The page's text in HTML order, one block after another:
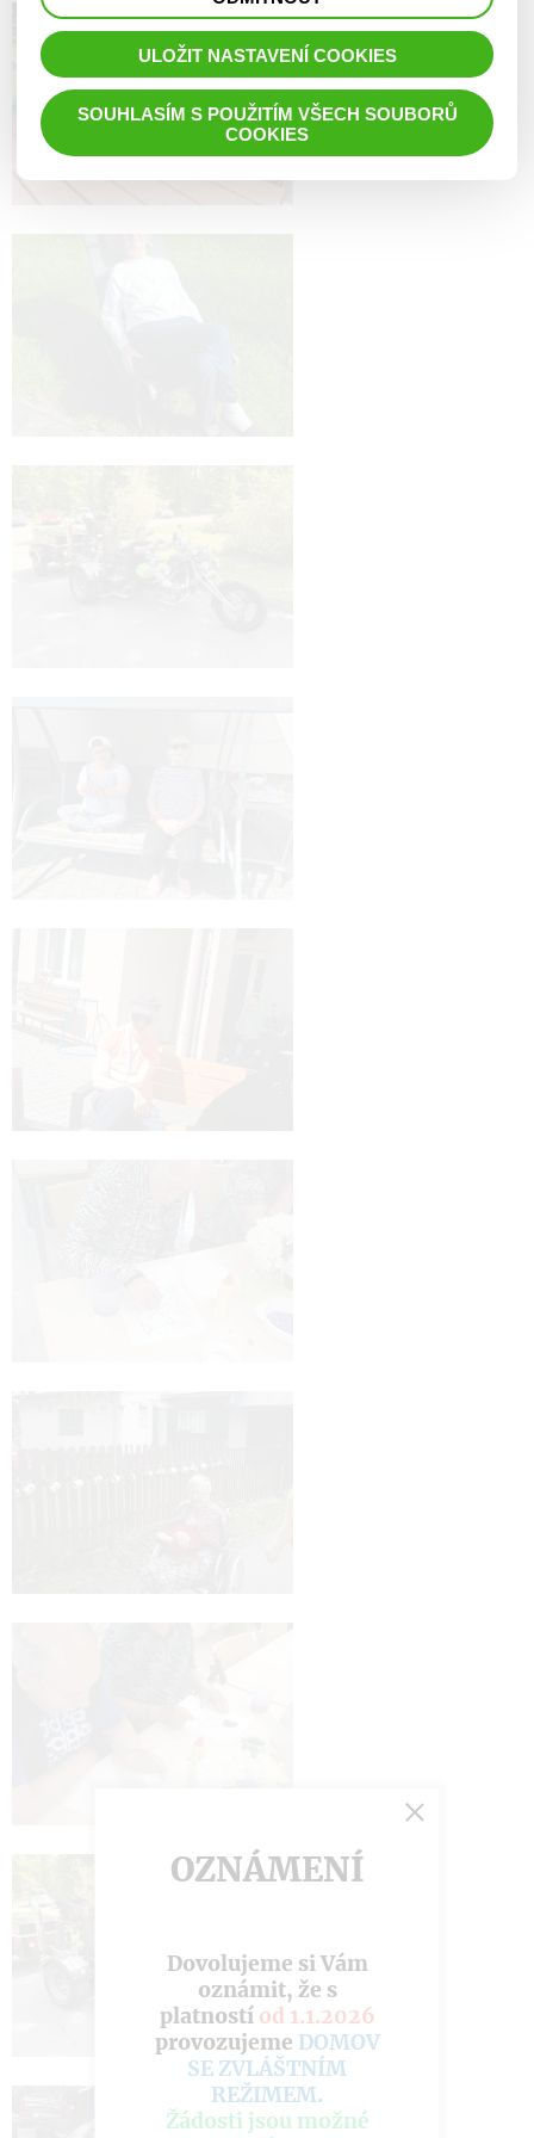
OZNÁMENÍ
Dovolujeme si Vám
oznámit, že s
platností od 1.1.2026
provozujeme DOMOV
SE ZVLÁŠTNÍM
REŽIMEM.
Žádosti jsou možné
prohlížené zboží apod.
ULOŽIT NASTAVENÍ COOKIES
SOUHLASÍM S POUŽITÍM VŠECH SOUBORŮ
COOKIES